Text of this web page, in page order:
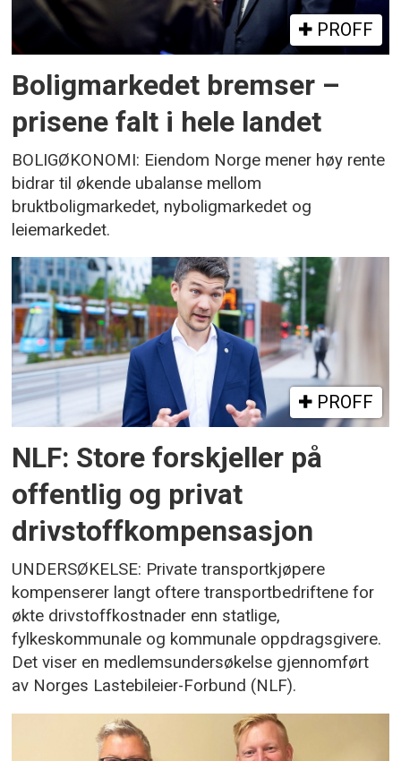
PROFF
Boligmarkedet bremser –
prisene falt i hele landet
BOLIGØKONOMI: Eiendom Norge mener høy rente
bidrar til økende ubalanse mellom
bruktboligmarkedet, nyboligmarkedet og
leiemarkedet.
PROFF
NLF: Store forskjeller på
offentlig og privat
drivstoffkompensasjon
UNDERSØKELSE: Private transportkjøpere
kompenserer langt oftere transportbedriftene for
økte drivstoffkostnader enn statlige,
fylkeskommunale og kommunale oppdragsgivere.
Det viser en medlemsundersøkelse gjennomført
av Norges Lastebileier-Forbund (NLF).